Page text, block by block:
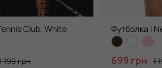
Club, White
199 грн
Футболка I
699 грн 1